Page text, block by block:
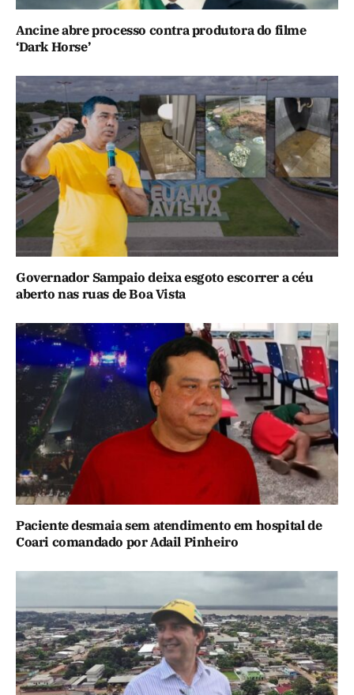
Ancine abre processo contra produtora do filme
‘Dark Horse’
Governador Sampaio deixa esgoto escorrer a céu
aberto nas ruas de Boa Vista
Paciente desmaia sem atendimento em hospital de
Coari comandado por Adail Pinheiro